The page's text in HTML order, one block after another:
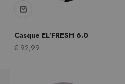
Casque EL'FRESH 6.0
Prix après remise
€ 92,99